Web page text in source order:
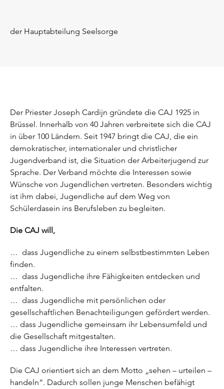
der Hauptabteilung Seelsorge
Der Priester Joseph Cardijn gründete die CAJ 1925 in
Brüssel. Innerhalb von 40 Jahren verbreitete sich die CAJ
in über 100 Ländern. Seit 1947 bringt die CAJ, die ein
demokratischer, internationaler und christlicher
Jugendverband ist, die Situation der Arbeiterjugend zur
Sprache. Der Verband möchte die Interessen sowie
Wünsche von Jugendlichen vertreten. Besonders wichtig
ist ihm dabei, Jugendliche auf dem Weg von
Schülerdasein ins Berufsleben zu begleiten.
Die CAJ will,
… dass Jugendliche zu einem selbstbestimmten Leben
finden.
… dass Jugendliche ihre Fähigkeiten entdecken und
entfalten.
… dass Jugendliche mit persönlichen oder
gesellschaftlichen Benachteiligungen gefördert werden.
… dass Jugendliche gemeinsam ihr Lebensumfeld und
die Gesellschaft mitgestalten.
… dass Jugendliche ihre Interessen vertreten.
Die CAJ orientiert sich an dem Motto „sehen – urteilen –
handeln“. Dadurch sollen junge Menschen befähigt